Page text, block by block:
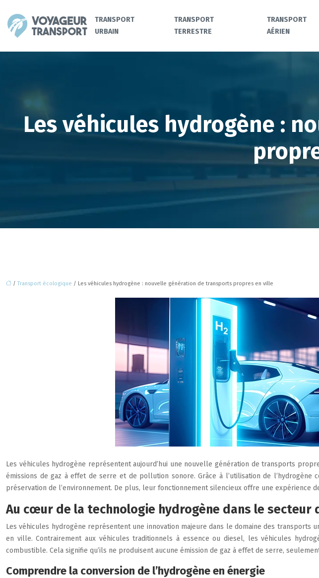
TRANSPORT
URBAIN
TRANSPORT
TERRESTRE
TRANSPORT
AÉRIEN
Les véhicules hydrogène :
/Transport écologique / Les véhicules hydrogène : nouvelle génération de transports propres en ville
Les véhicules hydrogène représentent aujourd’hui une nouvelle génération de transports
émissions de gaz à effet de serre et de pollution sonore. Grâce à l’utilisation de
préservation de l’environnement. De plus, leur fonctionnement silencieux offre une
Au cœur de la technologie hydrogène dans le secteur
Les véhicules hydrogène représentent une innovation majeure dans le domaine des
en ville. Contrairement aux véhicules traditionnels à essence ou diesel, les véhicules
combustible. Cela signifie qu’ils ne produisent aucune émission de gaz à effet de serre,
Comprendre la conversion de l’hydrogène en énergie